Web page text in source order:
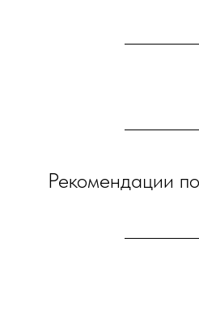
Рекомендации